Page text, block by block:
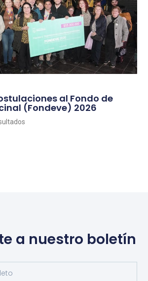
al Fondo de
(Fondeve) 2026
a nuestro boletín